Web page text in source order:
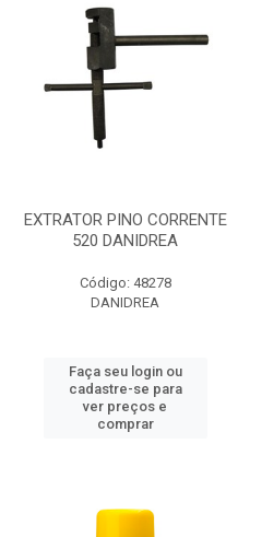
EXTRATOR PINO CORRENTE
520 DANIDREA
Código: 48278
DANIDREA
Faça seu login ou
cadastre-se para
ver preços e
comprar